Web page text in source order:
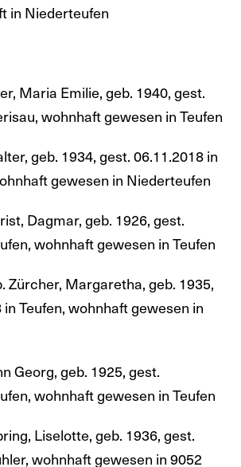
in Niederteufen
Maria Emilie, geb. 1940, gest.
wohnhaft gewesen in Teufen
geb. 1934, gest. 06.11.2018 in
gewesen in Niederteufen
Dagmar, geb. 1926, gest.
wohnhaft gewesen in Teufen
Zürcher, Margaretha, geb. 1935,
Teufen, wohnhaft gewesen in
Georg, geb. 1925, gest.
wohnhaft gewesen in Teufen
Liselotte, geb. 1936, gest.
wohnhaft gewesen in 9052